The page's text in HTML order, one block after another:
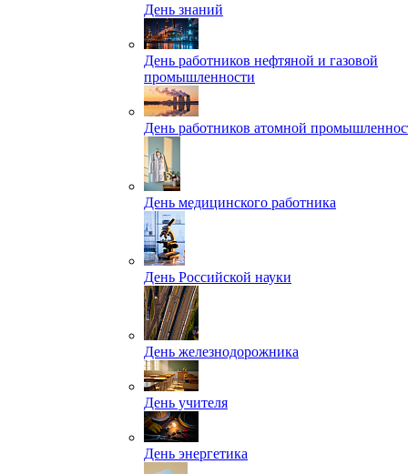
День знаний
День работников нефтяной и газовой
промышленности
День работников атомной
День медицинского работника
День Российской науки
День железнодорожника
День учителя
День энергетика